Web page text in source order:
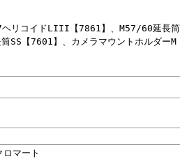
ヘリコイドLIII【7861】、M57/60延長筒
【7601】、カメラマウントホルダーM
マート